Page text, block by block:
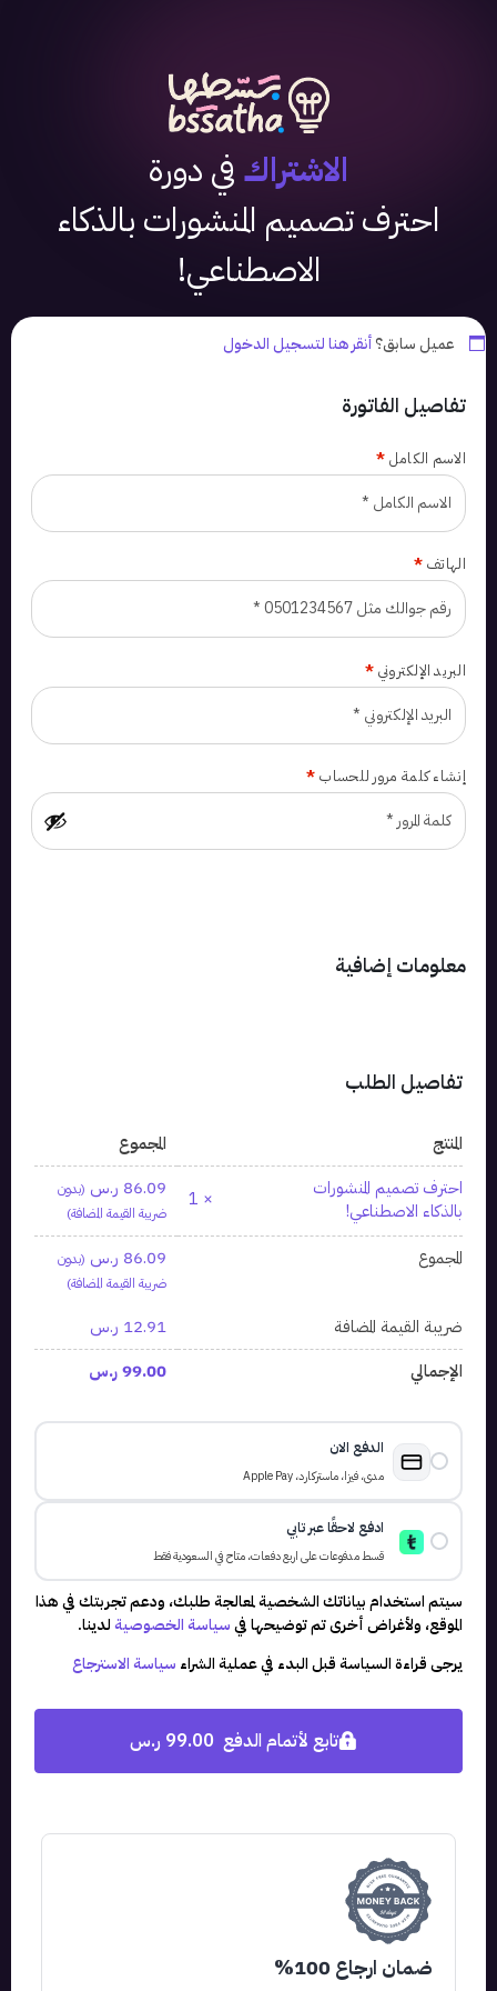
الاشتراك في دورة
احترف تصميم المنشورات بالذكاء
الاصطناعي!
عميل سابق؟أنقر هنا لتسجيل الدخول
تفاصيل الفاتورة
الاسم الكامل *
الهاتف*
البريد الإلكتروني *
إنشاء كلمة مرور للحساب *
معلومات إضافية
تفاصيل الطلب
المنتج
المجموع
احترف تصميم المنشورات
بالذكاء الاصطناعي!
× 1
86.09 ر.س (بدون
ضريبة القيمة المضافة)
المجموع 86.09 ر.س (بدون
ضريبة القيمة المضافة)
ضريبة القيمة المضافة 12.91 ر.س
الإجمالي
99.00ر.س
الدفع الان
ادفع لاحقًا عبر تابي
سيتم استخدام بياناتك الشخصية لمعالجة طلبك، ودعم تجربتك في هذا
الموقع، ولأغراض أخرى تم توضيحها فيسياسة الخصوصيةلدينا.
يرجى قراءة السياسة قبل البدء في عملية الشراء سياسة الاسترجاع
تابع لأتمام الدفع 99.00 ر.س
ضمان ارجاع 100%